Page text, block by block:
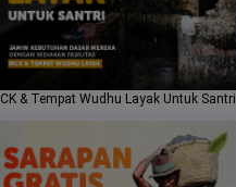
& Tempat Wudhu Layak Untuk Santri